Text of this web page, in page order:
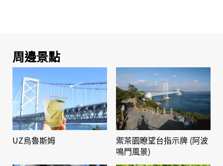
周邊景點
UZ烏魯斯姆
禦茶園瞭望台指示牌 (阿波
鳴門風景)